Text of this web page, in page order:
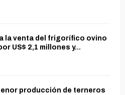
la venta del frigorífico ovino
US$ 2,1 millones y...
producción de terneros